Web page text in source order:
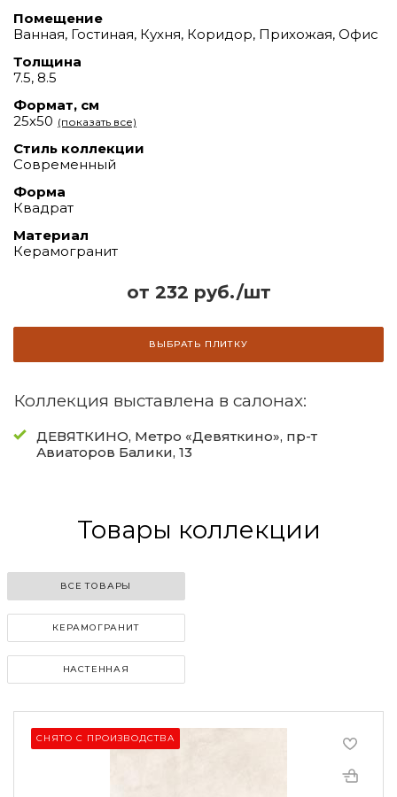
от 232 руб./шт
ВЫБРАТЬ ПЛИТКУ
Помещение
Ванная, Гостиная, Кухня, Коридор, Прихожая, Офис
Толщина
7.5, 8.5
Формат, см
25х50 (показать все)
Стиль коллекции
Современный
Форма
Квадрат
Материал
Керамогранит
Коллекция выставлена в салонах:
ДЕВЯТКИНО, Метро «Девяткино», пр-т
Авиаторов Балики, 13
Товары коллекции
ВСЕ ТОВАРЫ
КЕРАМОГРАНИТ
НАСТЕННАЯ
СНЯТО С ПРОИЗВОДСТВА